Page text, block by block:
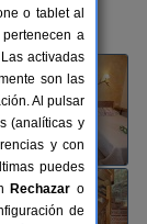
o tablet al
a
activadas
son las
Al pulsar
(analíticas y
y con
puedes
Rechazar o
de